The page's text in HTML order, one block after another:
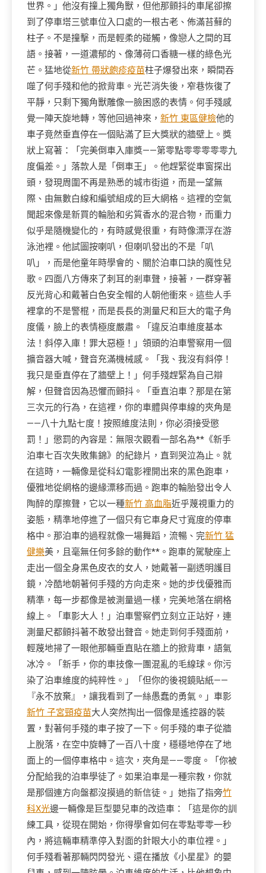
世界。」他沒有撞上獨角獸，但他那顫抖的車尾卻擦
到了停車塔三號車位入口處的一根古老、佈滿苔蘚的
柱子。不是撞擊，而是輕柔的碰觸，像戀人之間的耳
語。接著，一道濃郁的、像薄荷口香糖一樣的綠色光
芒。猛地從新竹 帶狀皰疹疫苗柱子爆發出來，瞬間吞
噬了何手殘和他的掀背車。光芒消失後，窄巷恢復了
平靜，只剩下獨角獸雕像一臉困惑的表情。何手殘感
覺一陣天旋地轉，等他回過神來， 新竹 東區健檢他的
車子竟然垂直停在一個貼滿了巨大獎狀的牆壁上。獎
狀上寫著：「完美倒車入庫獎——第零點零零零零零九
度偏差。」落款人是「倒車王」。他趕緊從車窗探出
頭，發現周圍不再是熟悉的城市街道，而是一望無
際、由無數白線和編號組成的巨大網格。這裡的空氣
聞起來像是新買的輪胎和劣質香水的混合物，而重力
似乎是隨機變化的，有時感覺很重，有時像漂浮在游
泳池裡。他試圖按喇叭，但喇叭發出的不是「叭
叭」，而是他童年時學會的、關於泊車口訣的魔性兒
歌。四面八方傳來了刺耳的剎車聲，接著，一群穿著
反光背心和戴著白色安全帽的人朝他衝來。這些人手
裡拿的不是警棍，而是長長的測量尺和巨大的電子角
度儀，臉上的表情極度嚴肅。「違反泊車維度基本
法！斜停入庫！罪大惡極！」領頭的泊車警察用一個
擴音器大喊，聲音充滿機械感。「我、我沒有斜停！
我只是垂直停在了牆壁上！」何手殘趕緊為自己辯
解，但聲音因為恐懼而顫抖。「垂直泊車？那是在第
三次元的行為，在這裡，你的車體與停車線的夾角是
——八十九點七度！按照維度法則，你必須接受懲
罰！」懲罰的內容是：無限次觀看一部名為**《新手
泊車七百次失敗集錦》的紀錄片，直到哭泣為止。就
在這時，一輛像是從科幻電影裡開出來的黑色跑車，
優雅地從網格的邊緣漂移而過。跑車的輪胎發出令人
陶醉的摩擦聲，它以一種新竹 高血脂近乎蔑視重力的
姿態，精準地停進了一個只有它車身尺寸寬度的停車
格中。那泊車的過程就像一場舞蹈，流暢、完新竹 猛
健樂美，且毫無任何多餘的動作**。跑車的駕駛座上
走出一個全身黑色皮衣的女人，她戴著一副透明護目
鏡，冷酷地朝著何手殘的方向走來。她的步伐優雅而
精準，每一步都像是被測量過一樣，完美地落在網格
線上。「車影大人！」泊車警察們立刻立正站好，連
測量尺都顫抖著不敢發出聲音。她走到何手殘面前，
輕蔑地掃了一眼他那輛垂直貼在牆上的掀背車，語氣
冰冷。「新手，你的車技像一團混亂的毛線球。你污
染了泊車維度的純粹性。」「但你的後視鏡貼紙——
『永不放棄』，讓我看到了一絲愚蠢的勇氣。」車影
新竹 子宮頸疫苗大人突然掏出一個像是遙控器的裝
置，對著何手殘的車子按了一下。何手殘的車子從牆
上脫落，在空中旋轉了一百八十度，穩穩地停在了地
面上的一個停車格中。這次，夾角是——零度。「你被
分配給我的泊車學徒了。如果泊車是一種宗教，你就
是那個連方向盤都沒摸過的新信徒。」她指了指旁竹
科X光邊一輛像是巨型嬰兒車的改造車：「這是你的訓
練工具，從現在開始，你得學會如何在零點零零一秒
內，將這輛車精準停入對面的針眼大小的車位裡。」
何手殘看著那輛閃閃發光、還在播放《小星星》的嬰